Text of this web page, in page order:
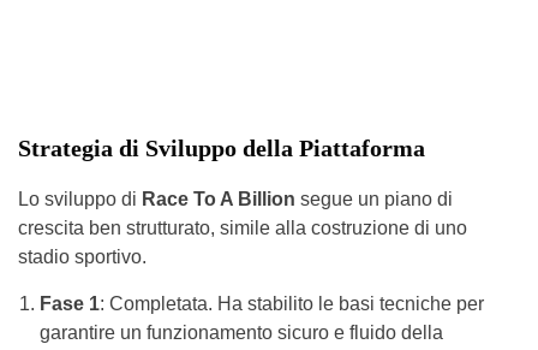
Strategia di Sviluppo della Piattaforma
Lo sviluppo di Race To A Billion segue un piano di
crescita ben strutturato, simile alla costruzione di uno
stadio sportivo.
Fase 1: Completata. Ha stabilito le basi tecniche per
garantire un funzionamento sicuro e fluido della